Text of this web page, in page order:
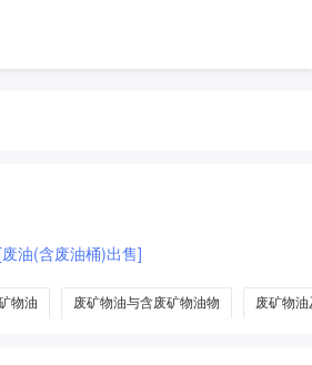
[废油(含废油桶)出售]
物油 废矿物油与含废矿物油物 废矿物